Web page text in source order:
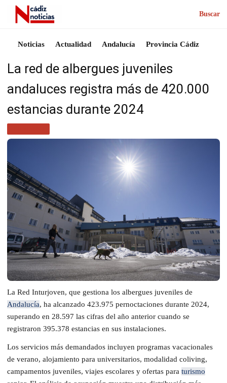
Buscar
Noticias Actualidad Andalucía Provincia Cádiz
La red de albergues juveniles
andaluces registra más de 420.000
estancias durante 2024
La Red Inturjoven, que gestiona los albergues juveniles de
Andalucía, ha alcanzado 423.975 pernoctaciones durante 2024,
superando en 28.597 las cifras del año anterior cuando se
registraron 395.378 estancias en sus instalaciones.
Los servicios más demandados incluyen programas vacacionales
de verano, alojamiento para universitarios, modalidad coliving,
campamentos juveniles, viajes escolares y ofertas para turismo